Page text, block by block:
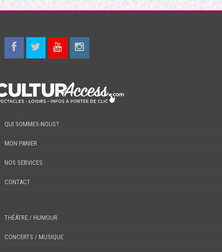
QUI SOMMES-NOUS?
MON PANIER
NOS SERVICES
CONTACT
THÉÂTRE / HUMOUR
CONCERTS / MUSIQUE